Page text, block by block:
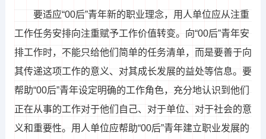
要适应“00后”青年新的职业理念，用人单位应从注重
工作任务安排向注重赋予工作价值转变。向“00后”青年安
排工作时，不能只给他们简单的任务清单，而是要善于向
其传递这项工作的意义、对其成长发展的益处等信息。要
帮助“00后”青年设定明确的工作角色，充分地认识到他们
正在从事的工作对于他们自己、对于单位、对于社会的意
义和重要性。用人单位应帮助“00后”青年建立职业发展的